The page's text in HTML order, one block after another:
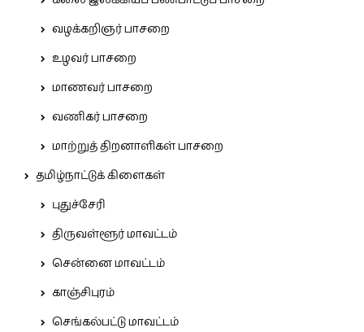
வழக்கறிஞர் பாசறை
உழவர் பாசறை
மாணவர் பாசறை
வணிகர் பாசறை
மாற்றுத் திறனாளிகள் பாசறை
தமிழ்நாட்டுக் கிளைகள்
புதுச்சேரி
திருவள்ளூர் மாவட்டம்
சென்னை மாவட்டம்
காஞ்சிபுரம்
செங்கல்பட்டு மாவட்டம்